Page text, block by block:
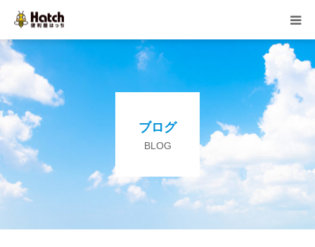
ブログ
BLOG
はっちの紹介
ご依頼の流れ